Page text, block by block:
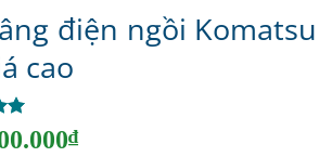
điện ngồi Komatsu
cao
₫